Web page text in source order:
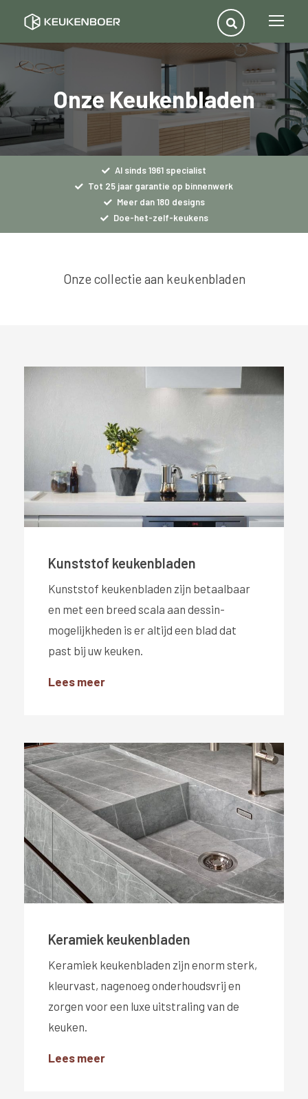
Onze Keukenbladen
Al sinds 1961 specialist
Tot 25 jaar garantie op binnenwerk
Meer dan 180 designs
Doe-het-zelf-keukens
Onze collectie aan keukenbladen
#}
Kunststof keukenbladen
Kunststof keukenbladen zijn betaalbaar
en met een breed scala aan dessin-
mogelijkheden is er altijd een blad dat
past bij uw keuken.
Lees meer
#}
Keramiek keukenbladen
Keramiek keukenbladen zijn enorm sterk,
kleurvast, nagenoeg onderhoudsvrij en
zorgen voor een luxe uitstraling van de
keuken.
Lees meer